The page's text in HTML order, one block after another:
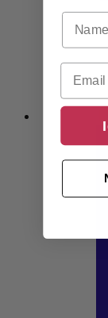
Email